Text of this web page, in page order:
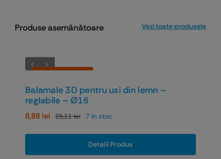
Produse asemănătoare Vezi toate produsele
Balamale 3D pentru usi din lemn –
reglabile – Ø16
15,11leiPrețul
inițial
fost:
8,88 lei
Prețul
curent
este:
8,88 lei.
7 în stoc
Detalii Produs